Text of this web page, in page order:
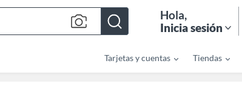
Hola,
Inicia sesión
Tarjetas y cuentas Tiendas